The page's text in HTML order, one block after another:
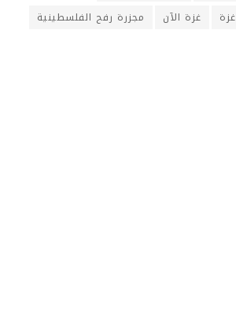
غزة غزة الآن مجزرة رفح الفلسطينية